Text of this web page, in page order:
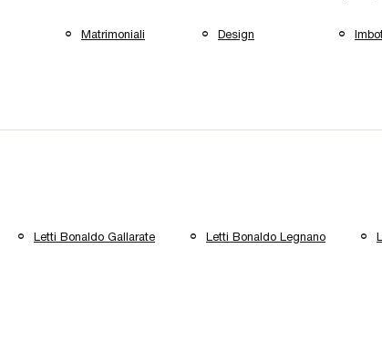
Matrimoniali Design
Letti Bonaldo Gallarate Letti Bonaldo Legnano